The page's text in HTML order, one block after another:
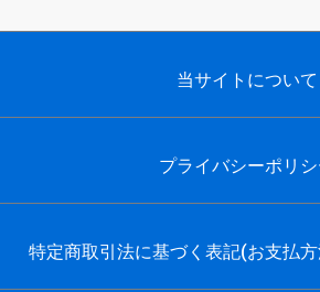
当サイトについて
プライバシーポリ
特定商取引法に基づく表記(お支払